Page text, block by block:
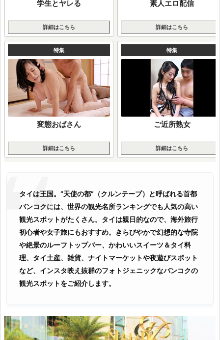
学生とヤレる
詳細はこちら
特集
変態おばさん
詳細はこちら
素人エロ配信
詳細はこちら
特集
ご近所熟女
詳細はこちら
タイは王国。“天使の都”（クルンテープ）と呼ばれる首都
バンコクには、世界の観光名所ランキングでも人気の高い
観光スポットがたくさん。タイは親日的なので、海外旅行
初心者や女子旅にもおすすめ。きらびやかで幻想的な寺院
や絶景のルーフトップバー、かわいいスイーツ＆タイ料
理、タイ土産、雑貨、ナイトマーケットや夜遊びスポット
など、インスタ映え抜群のフォトジェニックなバンコクの
観光スポットをご紹介します。